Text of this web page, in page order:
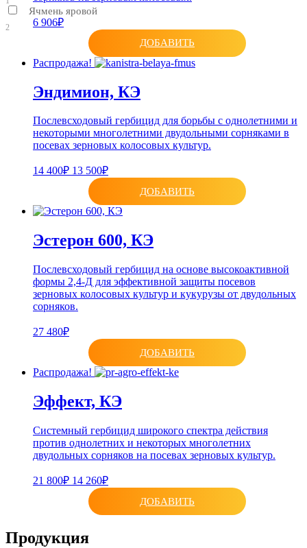
Ячмень яровой
2 6 906₽
ДОБАВИТЬ
Распродажа!
Эндимион, КЭ
Послевсходовый гербицид для борьбы с однолетними и
некоторыми многолетними двудольными сорняками в
посевах зерновых колосовых культур.
14 400₽ 13 500₽
ДОБАВИТЬ
Эстерон 600, КЭ
Послевсходовый гербицид на основе высокоактивной
формы 2,4-Д для эффективной защиты посевов
зерновых колосовых культур и кукурузы от двудольных
сорняков.
27 480₽
ДОБАВИТЬ
Распродажа!
Эффект, КЭ
Системный гербицид широкого спектра действия
против однолетних и некоторых многолетних
двудольных сорняков на посевах зерновых культур.
21 800₽ 14 260₽
ДОБАВИТЬ
Продукция